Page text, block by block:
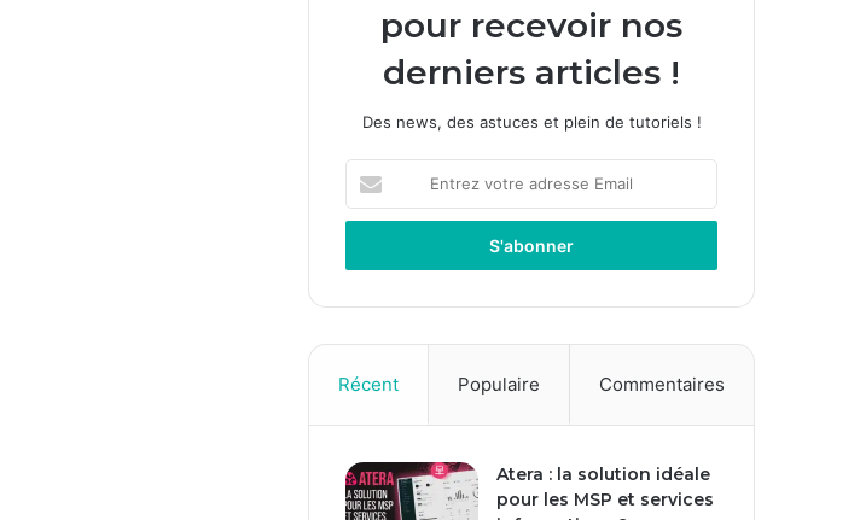
pour recevoir nos
derniers articles !
Des news, des astuces et plein de tutoriels !
t
e
o
t
e
d
r
Récent Populaire Commentaires
Atera : la solution idéale
pour les MSP et services